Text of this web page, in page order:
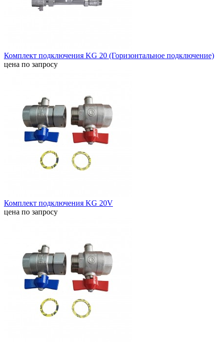
Комплект подключения KG 20 (Горизонтальное подключение)
цена по запросу
Комплект подключения KG 20V
цена по запросу